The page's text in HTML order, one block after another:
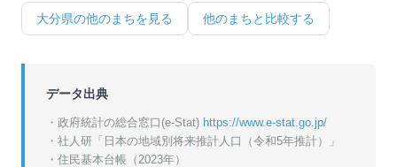
大分県の他のまちを見る 他のまちと比較する
データ出典
・政府統計の総合窓口(e-Stat) https://www.e-stat.go.jp/
・ 社人研「日本の地域別将来推計人口（令和5年推計）」
・ 住民基本台帳（2023年）